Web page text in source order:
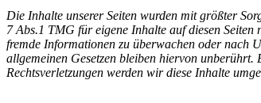
Die Inhalte unserer Seiten wurden mit größter
7 Abs.1 TMG für eigene Inhalte auf diesen
fremde Informationen zu überwachen oder nach
allgemeinen Gesetzen bleiben hiervon unberührt.
Rechtsverletzungen werden wir diese Inhalte